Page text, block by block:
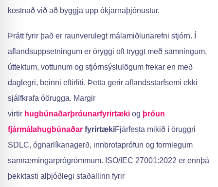
kostnað við að byggja upp ókjarnaþjónustur.
Þrátt fyrir það er raunverulegt málamiðlunarefni stjórn. Í
aflandsuppsetningum er öryggi oft tryggt með samningum,
úttektum, vottunum og stjórnsýslulögum frekar en með
daglegri, beinni eftirliti. Þetta gerir aflandsstarfsemi ekki
sjálfkrafa óörugga. Margir
virtir hugbúnaðarþróunarfyrirtæki og þróun
fjármálahugbúnaðar fyrirtækiFjárfesta mikið í öruggri
SDLC, ógnarlíkanagerð, innbrotaprófun og formlegum
samræmingarprógrömmum. ISO/IEC 27001:2022 er ennþá
þekktasti alþjóðlegi staðallinn fyrir